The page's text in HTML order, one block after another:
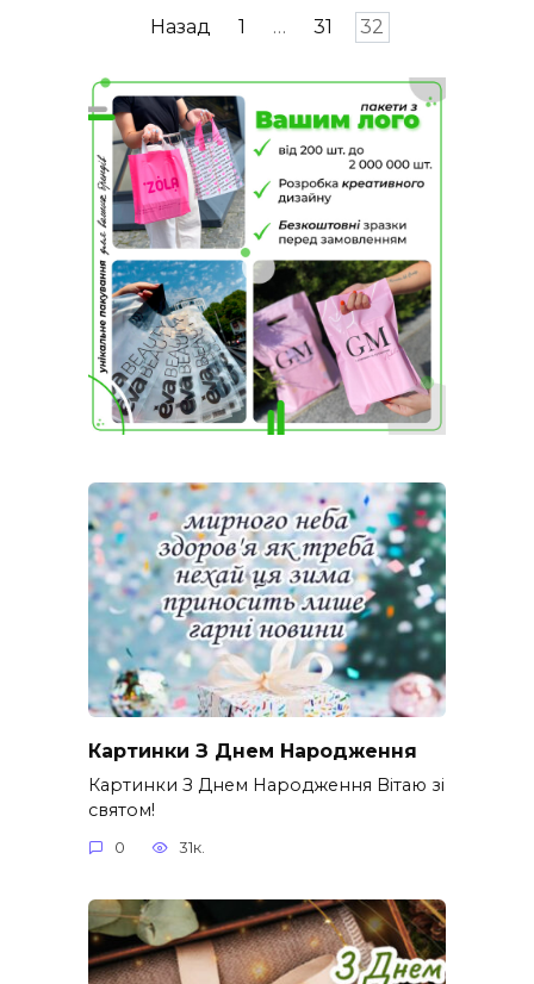
Назад 1 … 31 32
Картинки З Днем Народження
Картинки З Днем Народження Вітаю зі
святом!
0 31к.